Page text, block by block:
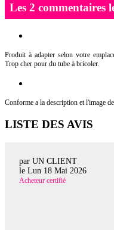
Les 2 commentaires
Produit à adapter selon votre
Trop cher pour du tube à bricoler.
Conforme a la description et l'image
LISTE DES AVIS
par UN CLIENT
le Lun 18 Mai 2026
Acheteur certifié